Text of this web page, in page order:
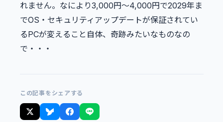
れません。なにより3,000円〜4,000円で2029年ま
でOS・セキュリティアップデートが保証されてい
るPCが変えること自体、奇跡みたいなものなの
で・・・
この記事をシェアする